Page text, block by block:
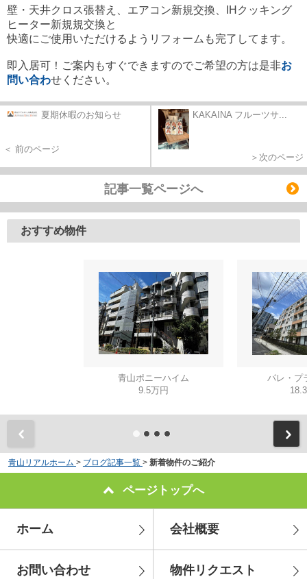
壁・天井クロス張替え、エアコン新規交換、IHクッキング
ヒーター新規規交換と
快適にご使用いただけるようリフォームも完了してます。
即入居可！ご案内もすぐできますのでご希望の方は是非お
問い合わせください。
夏期休暇のお知らせ
＜ 前のページ
KAKAINA フルーツサ...
＞次のページ
記事一覧ページへ
おすすめ物件
青山ポニーハイム
9.5万円
パレ・プ
青山リアルホーム > ブログ記事一覧 > 新着物件のご紹介
ページトップへ
ホーム 会社概要
お問い合わせ 物件リクエスト